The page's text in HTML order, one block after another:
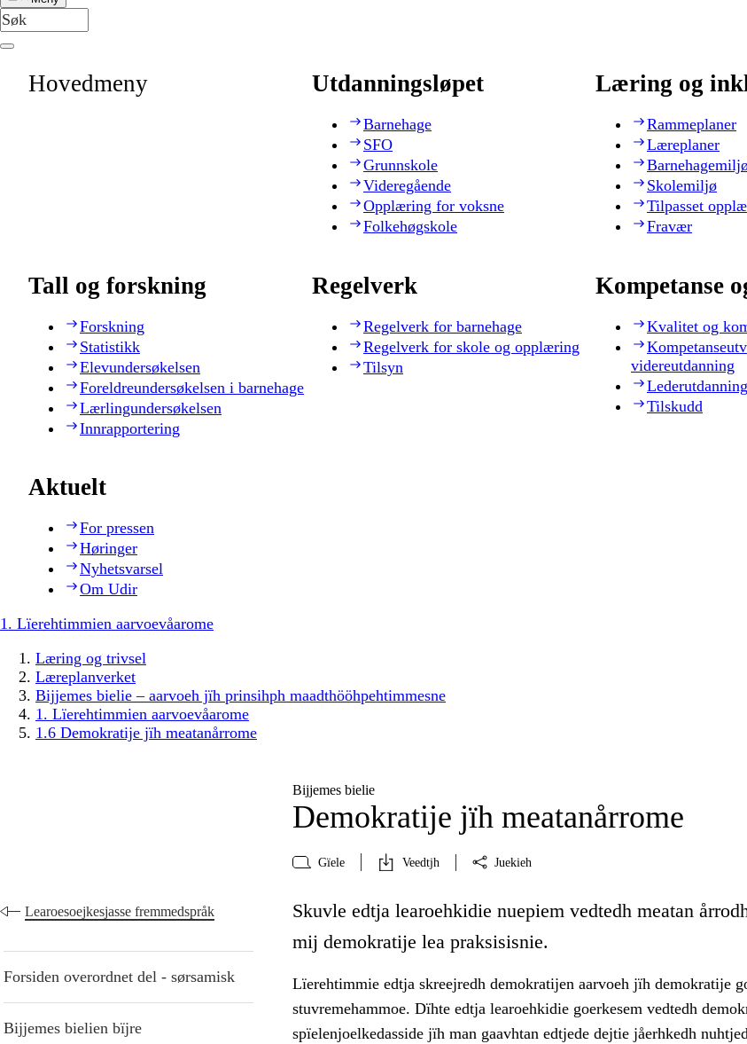
Hovedmeny Utdanningsløpet
Barnehage
SFO
Grunnskole
Videregående
Opplæring for voksne
Folkehøgskole
Læring og
Rammeplaner
Læreplaner
Skolemiljø
Tilpasset
Fravær
Tall og forskning
Forskning
Statistikk
Elevundersøkelsen
Foreldreundersøkelsen i barnehage
Lærlingundersøkelsen
Innrapportering
Regelverk
Regelverk for barnehage
Regelverk for skole og opplæring
Tilsyn
Kompetanse
Kvalitet og
videreutdanning
Lederutdanning
Tilskudd
Aktuelt
For pressen
Høringer
Nyhetsvarsel
Om Udir
1. Lïerehtimmien aarvoevåarome
Læring og trivsel
Læreplanverket
Bijjemes bielie – aarvoeh jïh prinsihph maadthööhpehtimmesne
1. Lïerehtimmien aarvoevåarome
1.6 Demokratije jïh meatanårrome
Bijjemes bielie
Demokratije jïh meatanårrome
Gïele Veedtjh Juekieh
Learoesoejkesjasse fremmedspråk
Forsiden overordnet del - sørsamisk
Bijjemes bielien bïjre
Skuvle edtja learoehkidie nuepiem vedtedh meatan
mij demokratije lea praksisisnie.
Lïerehtimmie edtja skreejredh demokratijen aarvoeh jïh demokratije
stuvremehammoe. Dïhte edtja learoehkidie goerkesem vedtedh
spïelenjoelkedasside jïh man gaavhtan edtjede dejtie jåerhkedh